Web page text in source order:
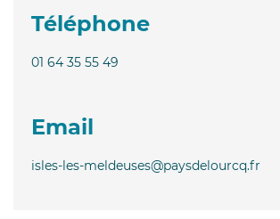
Téléphone
01 64 35 55 49
Email
isles-les-meldeuses@paysdelourcq.fr